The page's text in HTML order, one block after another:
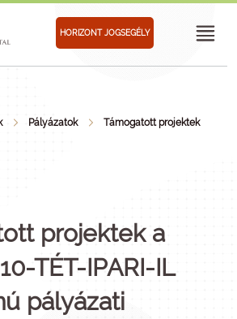
HORIZONT JOGSEGÉLY
Pályázatok
Támogatott projektek
projektek a
TÉT-IPARI-IL
pályázati